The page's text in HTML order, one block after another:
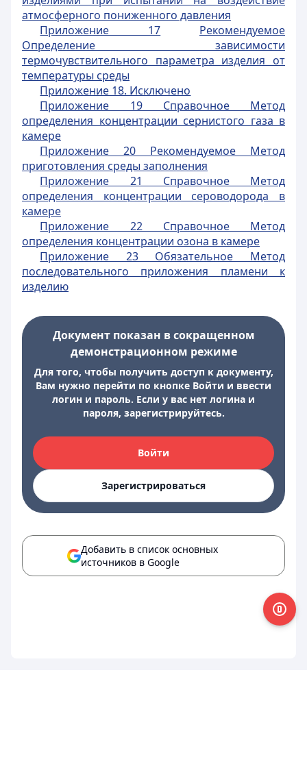
атмосферного пониженного давления
Приложение 17
Рекомендуемое
Определение зависимости
термочувствительного параметра изделия от
температуры среды
Приложение 18. Исключено
Приложение 19 Справочное Метод
определения концентрации сернистого газа в
камере
Приложение 20 Рекомендуемое Метод
приготовления среды заполнения
Приложение 21 Справочное Метод
определения концентрации сероводорода в
камере
Приложение 22 Справочное Метод
определения концентрации озона в камере
Приложение 23 Обязательное Метод
последовательного приложения пламени к
изделию
Документ показан в сокращенном
демонстрационном режиме
Для того, чтобы получить доступ к документу,
Вам нужно перейти по кнопке Войти и ввести
логин и пароль. Если у вас нет логина и
пароля, зарегистрируйтесь.
Войти
Зарегистрироваться
Добавить в список основных
источников в Google